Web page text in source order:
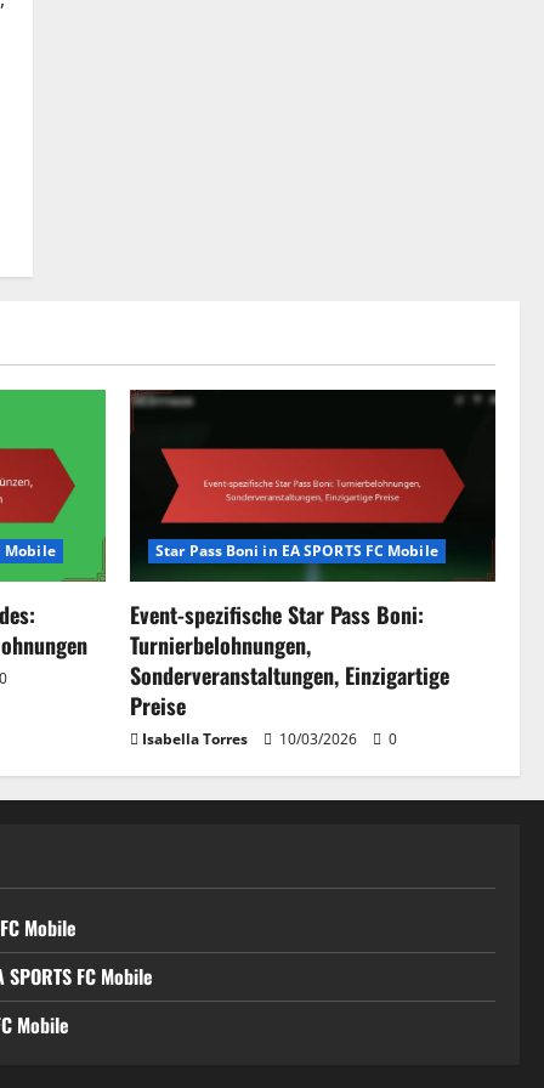
Mobile
0
Star Pass Boni in EA SPORTS FC Mobile
Event-spezifische Star Pass Boni:
Turnierbelohnungen,
Sonderveranstaltungen, Einzigartige
Preise
Isabella Torres 10/03/2026 0
Mobile
FC Mobile
Mobile